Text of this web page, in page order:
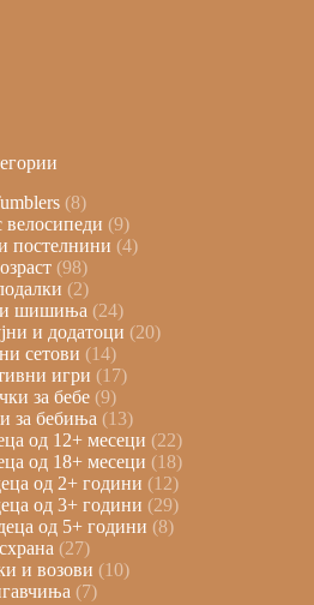
8
велосипеди 9
постелнини 4
98
2
шишиња
24
и додатоци 20
сетови
14
игри
17
за бебе 9
за бебиња
13
од 12+ месеци
22
од 18+ месеци
18
од 2+ години 12
од 3+ години 29
од 5+ години 8
27
и возови
10
7